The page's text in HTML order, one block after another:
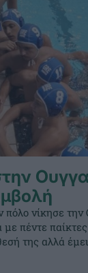
νίκησε την
πέντε
της αλλά